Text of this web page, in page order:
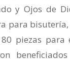
y Ojos de
para
piezas para